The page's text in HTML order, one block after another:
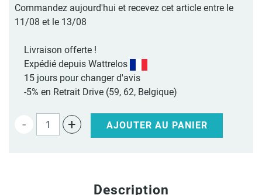
Commandez aujourd'hui et recevez cet article entre le
11/08 et le 13/08
Livraison offerte !
Expédié depuis Wattrelos
15 jours pour changer d'avis
-5% en Retrait Drive (59, 62, Belgique)
- + AJOUTER AU PANIER
Description